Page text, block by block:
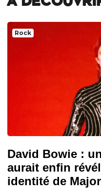
A
Rock
David Bowie :
aurait enfin
identité de